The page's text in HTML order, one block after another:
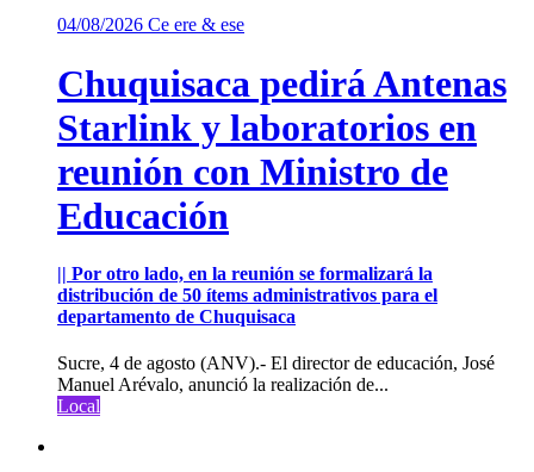
04/08/2026 Ce ere & ese
Chuquisaca pedirá Antenas
Starlink y laboratorios en
reunión con Ministro de
Educación
|| Por otro lado, en la reunión se formalizará la
distribución de 50 ítems administrativos para el
departamento de Chuquisaca
Sucre, 4 de agosto (ANV).- El director de educación, José
Manuel Arévalo, anunció la realización de...
Local